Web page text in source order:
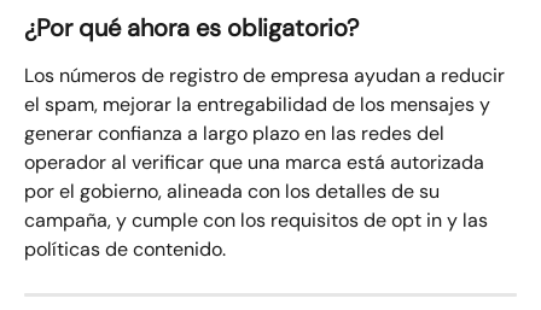
¿Por qué ahora es obligatorio?
Los números de registro de empresa ayudan a reducir
el spam, mejorar la entregabilidad de los mensajes y
generar confianza a largo plazo en las redes del
operador al verificar que una marca está autorizada
por el gobierno, alineada con los detalles de su
campaña, y cumple con los requisitos de opt in y las
políticas de contenido.